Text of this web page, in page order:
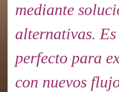
mediante
alternativas.
perfecto para
con nuevos